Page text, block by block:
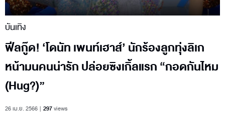
บันเทิง
ฟีลกู๊ด! ‘โดนัท เพนท์เฮาส์’ นักร้องลูกทุ่งลิเก
หน้ามนคนน่ารัก ปล่อยซิงเกิ้ลแรก “กอดกันไหม
(Hug?)”
26 เม.ย. 2566 297views